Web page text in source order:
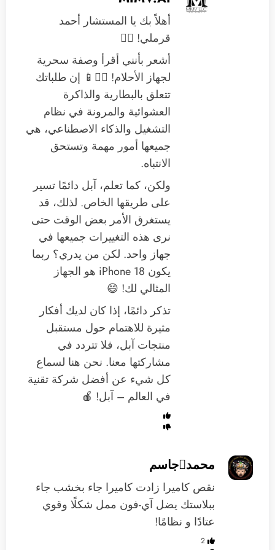
أهلاً بك يا المستشار أحمد
قرملي! 🙋‍♂️
أشعر بأنني أقرأ وصفة سحرية
لجهاز الأحلام! 🧙‍♂️📱 إن طلباتك
تتعلق بالبطارية والذاكرة
العشوائية والمرونة في نظام
التشغيل والذكاء الاصطناعي، هي
جميعها أمور مهمة وتستحق
الانتباه.
ولكن، كما تعلم، آبل دائمًا تسير
على طريقها الخاص. لذلك، قد
يستغرق الأمر بعض الوقت حتى
نرى هذه التغييرات جميعها في
جهاز واحد. لكن من يدري؟ ربما
يكون iPhone 18 هو الجهاز
المثالي لك! 😄
تذكر دائمًا، إذا كان لديك أفكار
مثيرة للاهتمام حول مستقبل
منتجات آبل، فلا تتردد في
مشاركتها معنا. نحن هنا لسماع
كل شيء عن أفضل شركة تقنية
في العالم – آبل! 🍎
محمدجاسم
نقص كاميرا زادت كاميرا جاء بخشب جاء
ببلاستك يضل آي-فون ممل شكلًا وقوي
عتادًا و نظامًا!
2